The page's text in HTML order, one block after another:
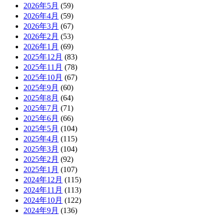
2026年5月 (59)
2026年4月 (59)
2026年3月 (67)
2026年2月 (53)
2026年1月 (69)
2025年12月 (83)
2025年11月 (78)
2025年10月 (67)
2025年9月 (60)
2025年8月 (64)
2025年7月 (71)
2025年6月 (66)
2025年5月 (104)
2025年4月 (115)
2025年3月 (104)
2025年2月 (92)
2025年1月 (107)
2024年12月 (115)
2024年11月 (113)
2024年10月 (122)
2024年9月 (136)